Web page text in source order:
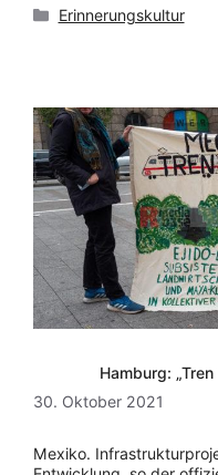
Kategorien
Erinnerungskultur
Hamburg:
30. Oktober 2021
Mexiko.